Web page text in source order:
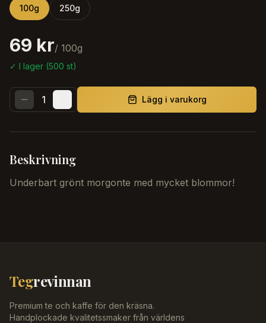
100g 250g
69 kr/ 100g
✓ I lager (500 st)
1 Lägg i varukorg
Beskrivning
Underbart grönt morgonte med mycket blommor!
Tegrevinnan
Premium te och kaffe för den kräsna.
Handplockade kvalitetssmaker från världens